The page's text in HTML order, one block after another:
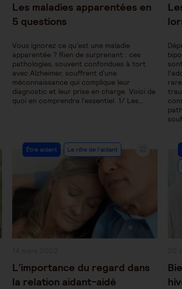
Les maladies apparentées en
5 questions
Vous ignorez ce qu'est une maladie
apparentée ? Rien de surprenant : ces
pathologies, souvent confondues à tort
avec Alzheimer, souffrent d'une
méconnaissance qui complique leur
diagnostic et leur prise en charge. Voici de
quoi en comprendre l'essentiel. 1/ Les…
Post
Category:
Être aidant Le rôle de l'aidant
L’importance du regard dans
la relation aidant-aidé